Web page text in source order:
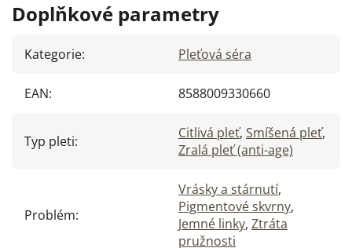
Doplňkové parametry
Kategorie: Pleťová séra
EAN: 8588009330660
Typ pleti: Citlivá pleť, Smíšená pleť,
Zralá pleť (anti-age)
Problém:
Vrásky a stárnutí,
Pigmentové skvrny,
Jemné linky, Ztráta
pružnosti